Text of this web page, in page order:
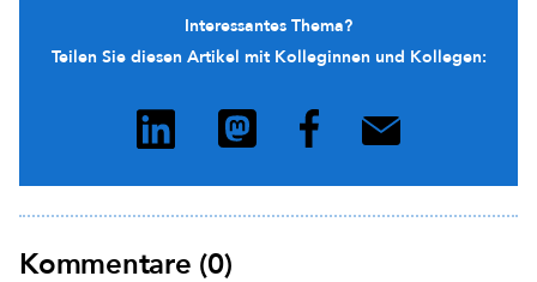
Interessantes Thema?
Teilen Sie diesen Artikel mit Kolleginnen und Kollegen:
Kommentare (0)